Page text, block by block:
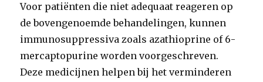
Voor patiënten die niet adequaat reageren op
de bovengenoemde behandelingen, kunnen
immunosuppressiva zoals azathioprine of 6-
mercaptopurine worden voorgeschreven.
Deze medicijnen helpen bij het verminderen